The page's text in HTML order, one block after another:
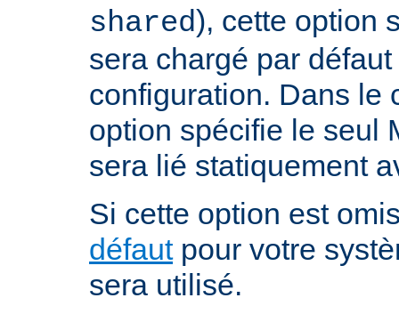
shared), cette option
sera chargé par
configuration. Dans le
option spécifie le seul
sera lié statiquement
Si cette option est
défautpour votre
sera utilisé.